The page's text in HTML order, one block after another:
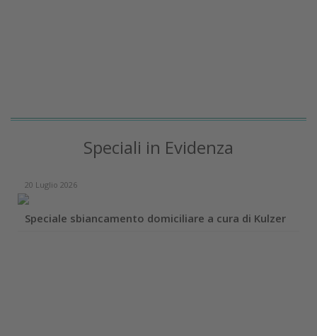
Speciali in Evidenza
20 Luglio 2026
Speciale sbiancamento domiciliare a cura di Kulzer